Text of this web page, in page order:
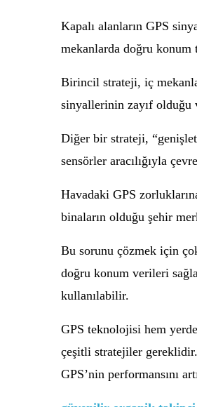
Kapalı alanların GPS
mekanlarda doğru konum
Birincil strateji, iç
sinyallerinin zayıf olduğu
Diğer bir strateji,
sensörler aracılığıyla
Havadaki GPS
binaların olduğu şehir
Bu sorunu çözmek için
doğru konum verileri
kullanılabilir.
GPS teknolojisi hem
çeşitli stratejiler
GPS’nin performansını